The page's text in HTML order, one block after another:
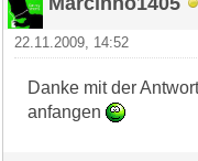
22.11.2009, 14:52
Danke mit der
anfangen